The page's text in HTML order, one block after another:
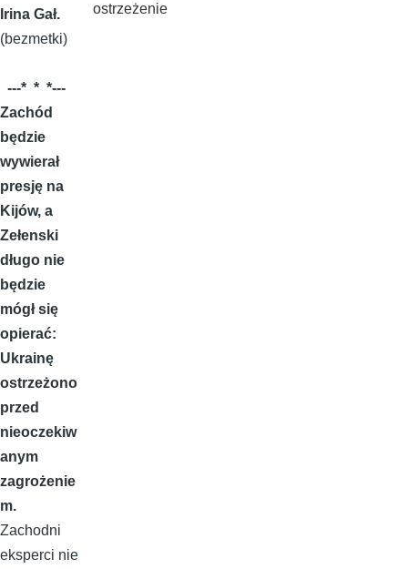
Irina Gał.
(bezmetki)
---* * *---
Zachód
będzie
wywierał
presję na
Kijów, a
Zełenski
długo nie
będzie
mógł się
opierać:
Ukrainę
ostrzeżono
przed
nieoczekiw
anym
zagrożenie
m.
Zachodni
eksperci nie
ostrzeżenie